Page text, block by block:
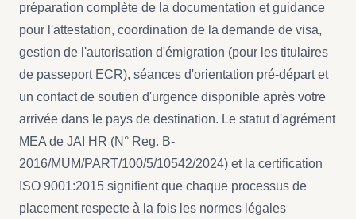
préparation complète de la documentation et guidance
pour l'attestation, coordination de la demande de visa,
gestion de l'autorisation d'émigration (pour les titulaires
de passeport ECR), séances d'orientation pré-départ et
un contact de soutien d'urgence disponible après votre
arrivée dans le pays de destination. Le statut d'agrément
MEA de JAI HR (N° Reg. B-
2016/MUM/PART/100/5/10542/2024) et la certification
ISO 9001:2015 signifient que chaque processus de
placement respecte à la fois les normes légales